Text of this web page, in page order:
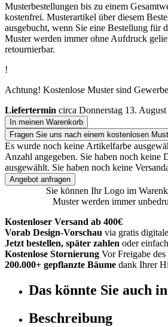
Musterbestellungen bis zu einem
kostenfrei. Musterartikel über diesem
ausgebucht, wenn Sie eine Bestellung für
Muster werden immer ohne Aufdruck
retournierbar.
!
Achtung! Kostenlose Muster sind
Liefertermin circa Donnerstag 13.
In meinen Warenkorb
Fragen Sie uns nach einem kostenlosen
Es wurde noch keine Artikelfarbe
Anzahl angegeben. Sie haben noch keine
ausgewählt. Sie haben noch keine
Angebot anfragen
Sie können Ihr Logo im
Muster werden immer
Kostenloser Versand ab 400€
Vorab Design-Vorschau via gratis
Jetzt bestellen, später zahlen oder
Kostenlose Stornierung Vor Freigabe
200.000+ gepflanzte Bäume dank Ihrer
Das könnte Sie auch
Beschreibung